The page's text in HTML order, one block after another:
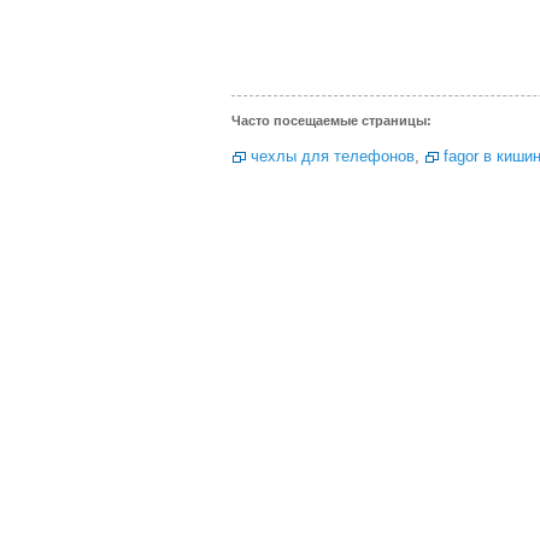
Часто посещаемые страницы:
чехлы для телефонов, fagor в